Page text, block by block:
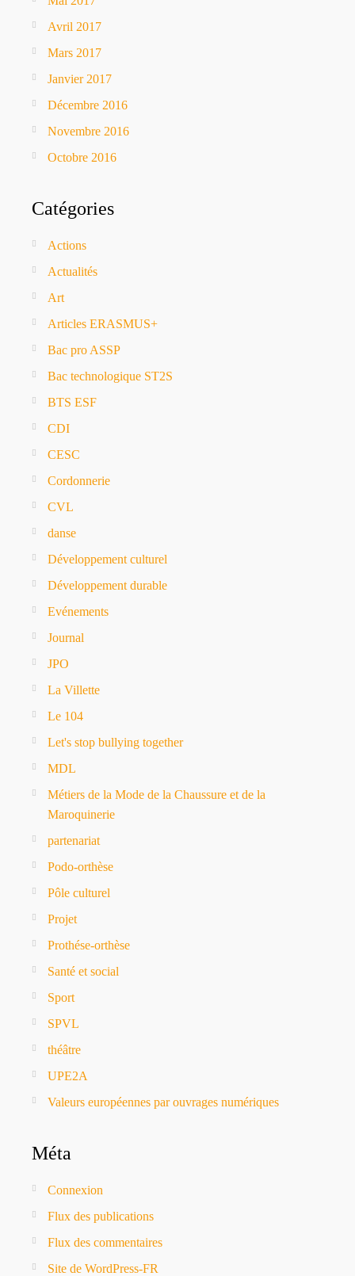
Avril 2017
Mars 2017
Janvier 2017
Décembre 2016
Novembre 2016
Octobre 2016
Catégories
Actions
Actualités
Art
Articles ERASMUS+
Bac pro ASSP
Bac technologique ST2S
BTS ESF
CDI
CESC
Cordonnerie
CVL
danse
Développement culturel
Développement durable
Evénements
Journal
JPO
La Villette
Le 104
Let's stop bullying together
MDL
Métiers de la Mode de la Chaussure et de la
Maroquinerie
partenariat
Podo-orthèse
Pôle culturel
Projet
Prothése-orthèse
Santé et social
Sport
SPVL
théâtre
UPE2A
Valeurs européennes par ouvrages numériques
Méta
Connexion
Flux des publications
Flux des commentaires
Site de WordPress-FR